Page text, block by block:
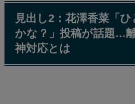
見出し2：花澤香菜「
かな？」投稿が話題…
神対応とは